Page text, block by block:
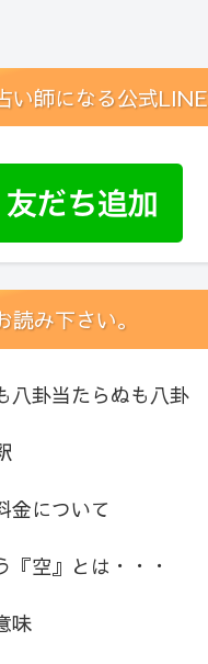
い師になる公式LINE
読み下さい。
八卦当たらぬも八卦
金について
『空』とは・・・
味